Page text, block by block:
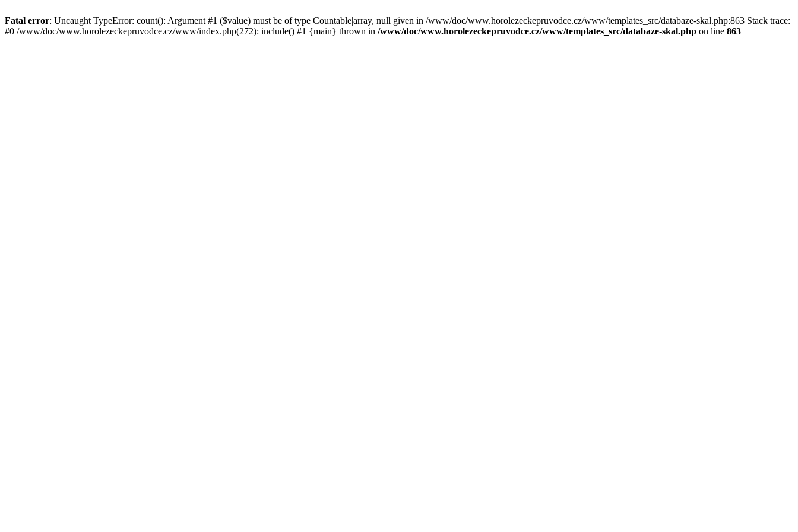
Fatal error: Uncaught TypeError: count(): Argument #1 ($value) must be of type Countable|array, null given in /www/doc/www.horolezeckepruvodce.cz/www/templates_src/databaze-skal.php:863 Stack trace:
#0 /www/doc/www.horolezeckepruvodce.cz/www/index.php(272): include() #1 {main} thrown in /www/doc/www.horolezeckepruvodce.cz/www/templates_src/databaze-skal.php on line 863